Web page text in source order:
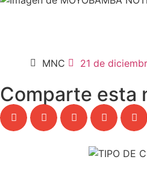
MNC
21 de
Comparte esta